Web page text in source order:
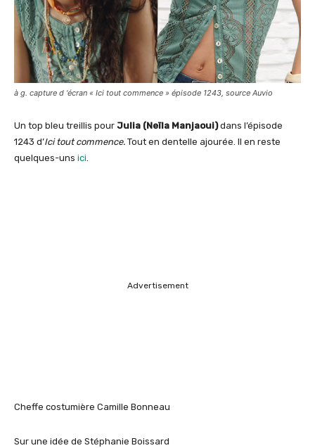
à g. capture d ‘écran « Ici tout commence » épisode 1243, source Auvio
Un top bleu treillis pour Julia (Neïla Manjaoui)dans l’épisode
1243 d’Ici tout commence. Tout en dentelle ajourée. Il en reste
quelques-uns ici.
Advertisement
Cheffe costumière Camille Bonneau
Sur une idée de Stéphanie Boissard